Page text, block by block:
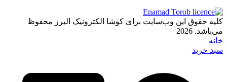
کلیه حقوق این وب‌سایت برای کوشا الکترونیک البرز محفوظ
می‌باشد. 2026
خانه
سبد خرید